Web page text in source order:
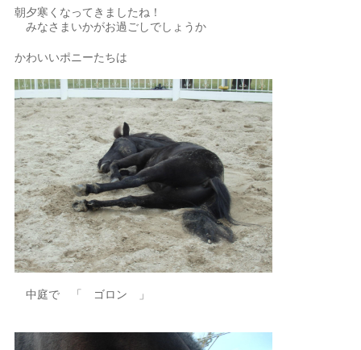
朝夕寒くなってきましたね！
みなさまいかがお過ごしでしょうか
かわいいポニーたちは
中庭で 「 ゴロン 」